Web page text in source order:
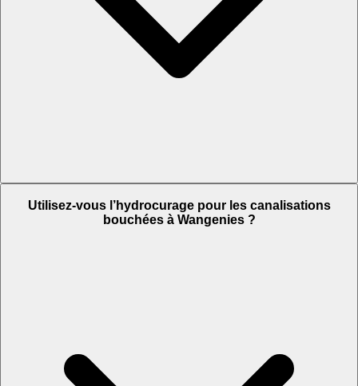
Utilisez-vous l’hydrocurage pour les canalisations
bouchées à Wangenies ?